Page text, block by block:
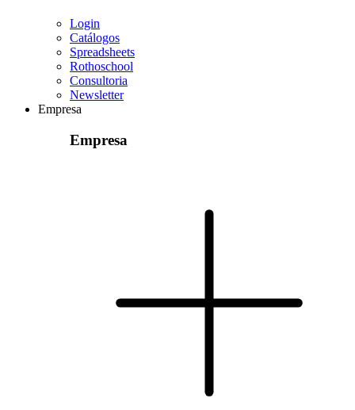
Login
Catálogos
Spreadsheets
Rothoschool
Consultoria
Newsletter
Empresa
Empresa